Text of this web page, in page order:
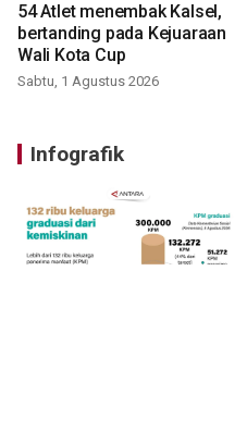
54 Atlet menembak Kalsel,
bertanding pada Kejuaraan
Wali Kota Cup
Sabtu, 1 Agustus 2026
Infografik